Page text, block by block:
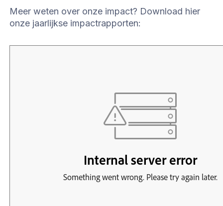
Meer weten over onze impact? Download hier
onze jaarlijkse impactrapporten: